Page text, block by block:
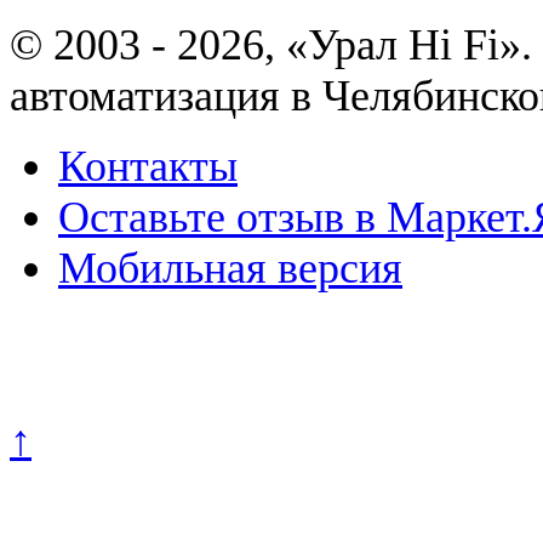
© 2003 - 2026, «Урал Hi
автоматизация в
Контакты
Оставьте отзыв в
Мобильная версия
↑